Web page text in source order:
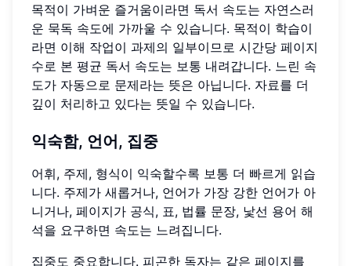
목적이 가벼운 즐거움이라면 독서 속도는 자연스러
운 묵독 속도에 가까울 수 있습니다. 목적이 학습이
라면 이해 작업이 과제의 일부이므로 시간당 페이지
수로 본 평균 독서 속도는 보통 내려갑니다. 느린 속
도가 자동으로 문제라는 뜻은 아닙니다. 자료를 더
깊이 처리하고 있다는 뜻일 수 있습니다.
익숙함, 언어, 집중
어휘, 주제, 형식이 익숙할수록 보통 더 빠르게 읽습
니다. 주제가 새롭거나, 언어가 가장 강한 언어가 아
니거나, 페이지가 공식, 표, 법률 문장, 낯선 용어 해
석을 요구하면 속도는 느려집니다.
집중도 중요합니다. 피곤한 독자는 같은 페이지를